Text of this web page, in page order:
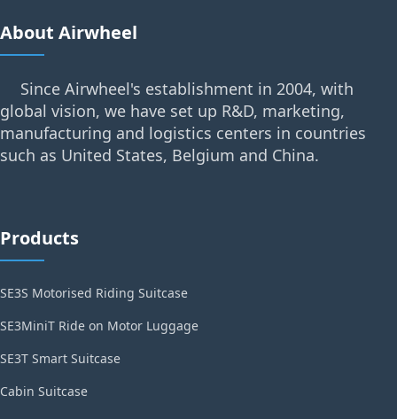
About Airwheel
Since Airwheel's establishment in 2004, with
global vision, we have set up R&D, marketing,
manufacturing and logistics centers in countries
such as United States, Belgium and China.
Products
SE3S Motorised Riding Suitcase
SE3MiniT Ride on Motor Luggage
SE3T Smart Suitcase
Cabin Suitcase